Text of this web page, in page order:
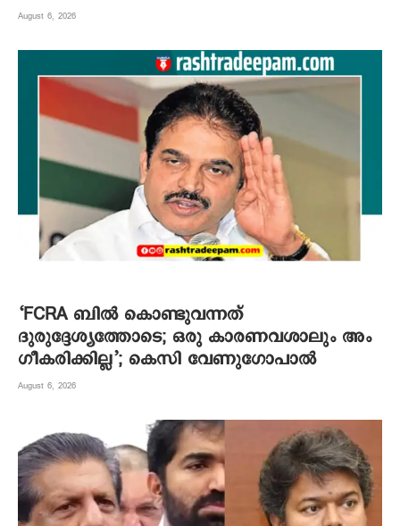
August 6, 2026
‘FCRA ബിൽ കൊണ്ടുവന്നത്
ദുരുദ്ദേശ്യത്തോടെ; ഒരു കാരണവശാലും അം​
ഗീകരിക്കില്ല’; കെസി വേണു​ഗോപാൽ
August 6, 2026